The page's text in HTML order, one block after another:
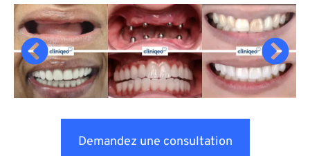
Demandez une consultation